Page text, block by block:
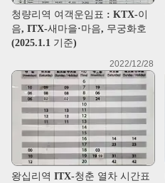
청량리역 여객운임표 : KTX-이
음, ITX-새마을·마음, 무궁화호
(2025.1.1 기준)
2022/12/28
왕십리역 ITX-청춘 열차 시간표